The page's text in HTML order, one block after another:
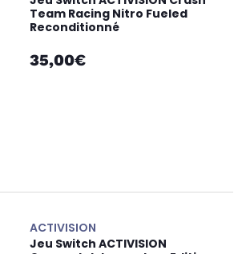
Team Racing Nitro Fueled
Reconditionné
35,00€
ACTIVISION
Jeu Switch ACTIVISION